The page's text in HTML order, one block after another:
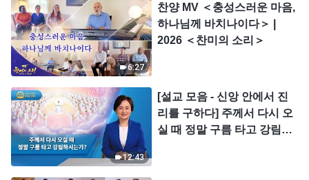
6:27
찬양 MV ＜충성스러운 마음,
하나님께 바치나이다＞ |
2026 ＜찬미의 소리＞
12:43
[설교 모음 - 신앙 안에서 진
리를 구하다] 주께서 다시 오
실 때 정말 구름 타고 강림하